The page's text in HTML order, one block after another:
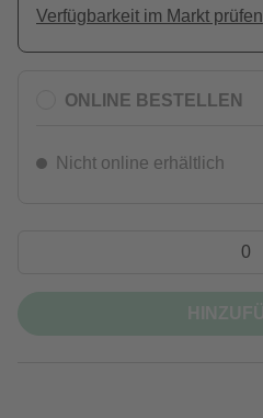
Verfügbarkeit im Markt prüfen
ONLINE BESTELLEN
Nicht online erhältlich